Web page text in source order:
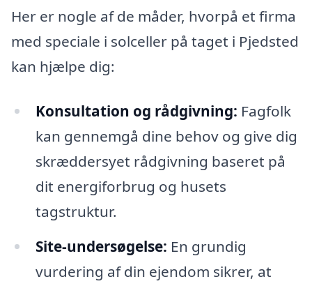
Her er nogle af de måder, hvorpå et firma
med speciale i solceller på taget i Pjedsted
kan hjælpe dig:
Konsultation og rådgivning: Fagfolk
kan gennemgå dine behov og give dig
skræddersyet rådgivning baseret på
dit energiforbrug og husets
tagstruktur.
Site-undersøgelse: En grundig
vurdering af din ejendom sikrer, at